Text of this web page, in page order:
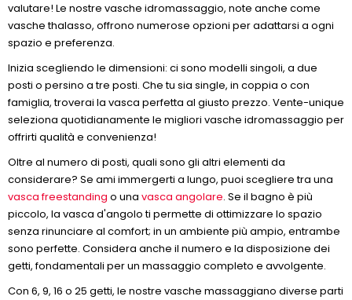
valutare! Le nostre vasche idromassaggio, note anche come
vasche thalasso, offrono numerose opzioni per adattarsi a ogni
spazio e preferenza.
Inizia scegliendo le dimensioni: ci sono modelli singoli, a due
posti o persino a tre posti. Che tu sia single, in coppia o con
famiglia, troverai la vasca perfetta al giusto prezzo. Vente-unique
seleziona quotidianamente le migliori vasche idromassaggio per
offrirti qualità e convenienza!
Oltre al numero di posti, quali sono gli altri elementi da
considerare? Se ami immergerti a lungo, puoi scegliere tra una
vasca freestanding o una vasca angolare. Se il bagno è più
piccolo, la vasca d'angolo ti permette di ottimizzare lo spazio
senza rinunciare al comfort; in un ambiente più ampio, entrambe
sono perfette. Considera anche il numero e la disposizione dei
getti, fondamentali per un massaggio completo e avvolgente.
Con 6, 9, 16 o 25 getti, le nostre vasche massaggiano diverse parti